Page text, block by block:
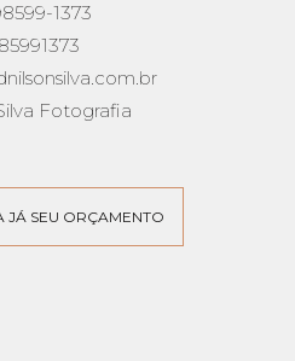
1373
Fotografia
JÁ SEU ORÇAMENTO